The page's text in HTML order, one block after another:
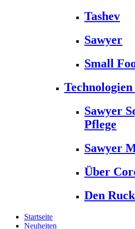
Tashev
Sawyer
Small
Sawyer
Pflege
Sawyer
Über
Den
Startseite
Neuheiten